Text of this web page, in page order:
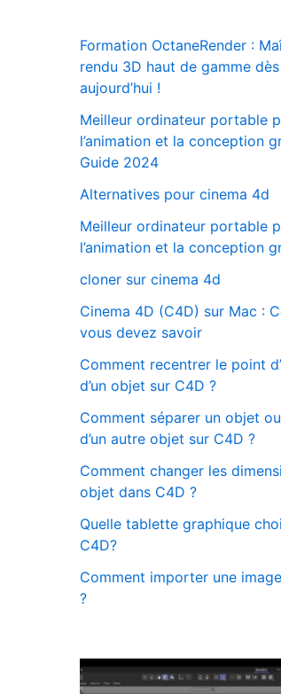
Formation OctaneRender :
rendu 3D haut de gamme dès
aujourd’hui !
Meilleur ordinateur portable
l’animation et la conception
Guide 2024
Alternatives pour cinema 4d
Meilleur ordinateur portable
l’animation et la conception
cloner sur cinema 4d
Cinema 4D (C4D) sur Mac :
vous devez savoir
Comment recentrer le point
d’un objet sur C4D ?
Comment séparer un objet
d’un autre objet sur C4D ?
Comment changer les
objet dans C4D ?
Quelle tablette graphique
C4D?
Comment importer une
?